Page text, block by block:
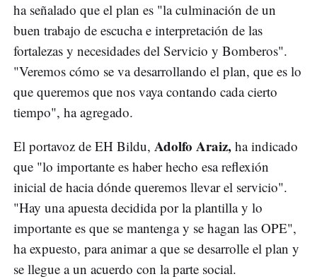
ha señalado que el plan es "la culminación de un
buen trabajo de escucha e interpretación de las
fortalezas y necesidades del Servicio y Bomberos".
"Veremos cómo se va desarrollando el plan, que es lo
que queremos que nos vaya contando cada cierto
tiempo", ha agregado.
El portavoz de EH Bildu, Adolfo Araiz, ha indicado
que "lo importante es haber hecho esa reflexión
inicial de hacia dónde queremos llevar el servicio".
"Hay una apuesta decidida por la plantilla y lo
importante es que se mantenga y se hagan las OPE",
ha expuesto, para animar a que se desarrolle el plan y
se llegue a un acuerdo con la parte social.